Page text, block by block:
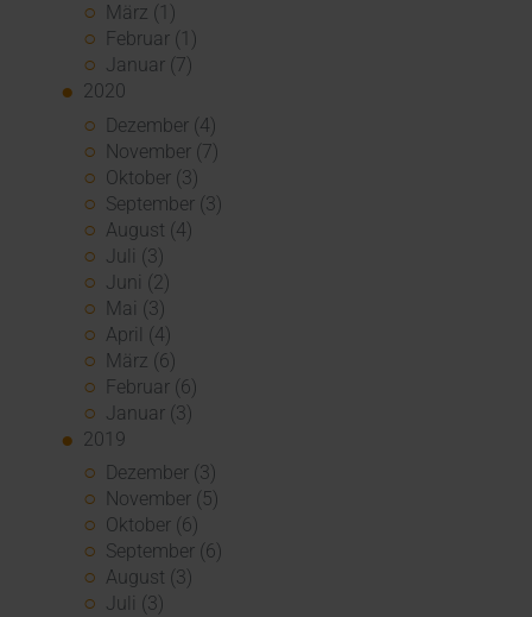
März (1)
Februar (1)
Januar (7)
2020
Dezember (4)
November (7)
Oktober (3)
September (3)
August (4)
Juli (3)
Juni (2)
Mai (3)
April (4)
März (6)
Februar (6)
Januar (3)
2019
Dezember (3)
November (5)
Oktober (6)
September (6)
August (3)
Juli (3)